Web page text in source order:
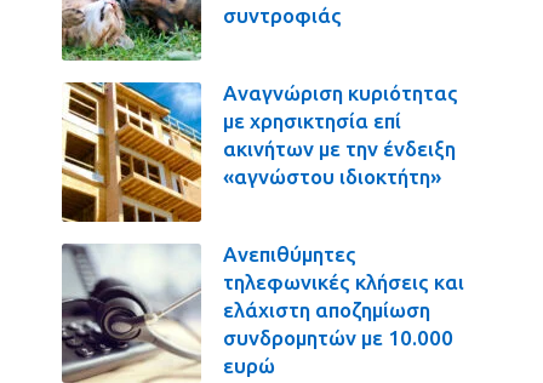
συντροφιάς
Αναγνώριση κυριότητας
με χρησικτησία επί
ακινήτων με την ένδειξη
«αγνώστου ιδιοκτήτη»
Ανεπιθύμητες
τηλεφωνικές κλήσεις και
ελάχιστη αποζημίωση
συνδρομητών με 10.000
ευρώ